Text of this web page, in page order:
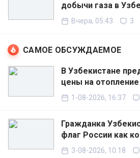
добычи газа в
Вчера, 05:43 3
САМОЕ ОБСУЖДАЕМОЕ
В Узбекистане
цены на отопление
1-08-2026, 16:37
Гражданка
флаг России как
3-08-2026, 10:18